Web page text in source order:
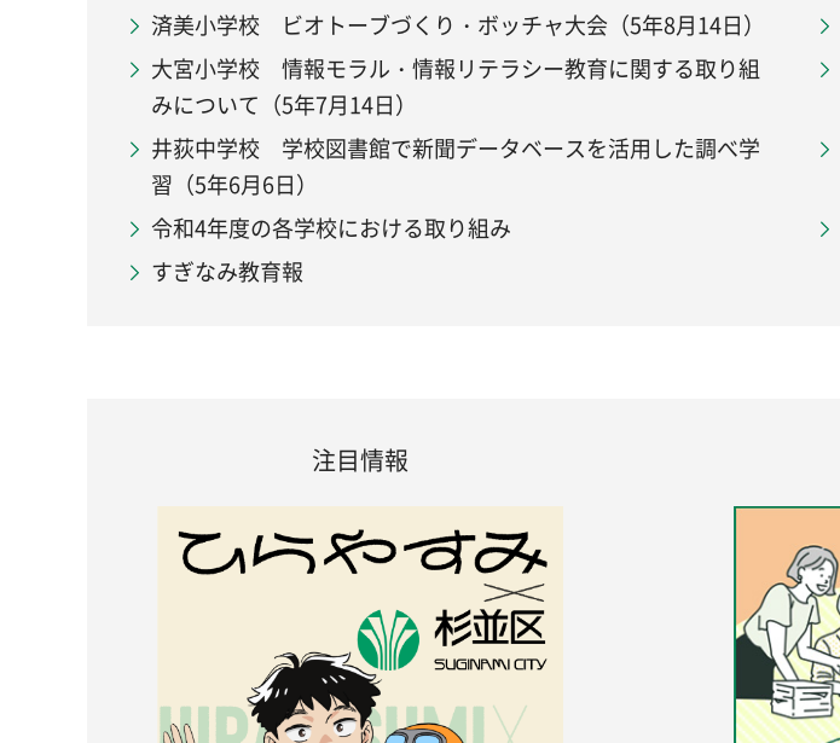
済美小学校 ビオトーブづくり・ボッチャ大会（5年8月14日）
大宮小学校 情報モラル・情報リテラシー教育に関する取り組
みについて（5年7月14日）
井荻中学校 学校図書館で新聞データベースを活用した調べ学
習（5年6月6日）
令和4年度の各学校における取り組み
すぎなみ教育報
注目情報